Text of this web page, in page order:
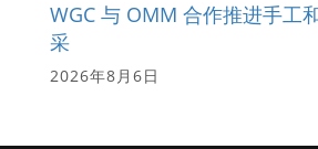
WGC 与 OMM 合作推进手工
采
2026年8月6日